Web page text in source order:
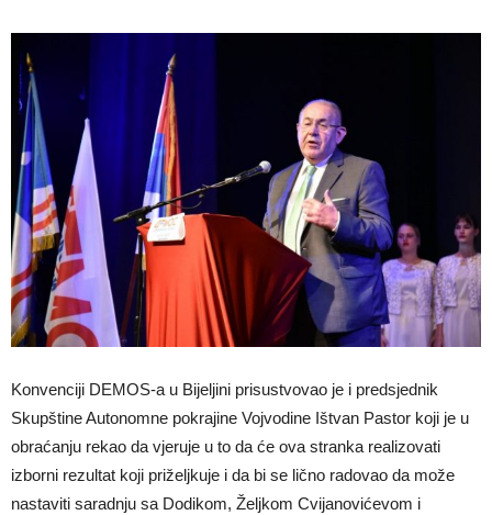
Konvenciji DEMOS-a u Bijeljini prisustvovao je i predsjednik
Skupštine Autonomne pokrajine Vojvodine Ištvan Pastor koji je u
obraćanju rekao da vjeruje u to da će ova stranka realizovati
izborni rezultat koji priželjkuje i da bi se lično radovao da može
nastaviti saradnju sa Dodikom, Željkom Cvijanovićevom i